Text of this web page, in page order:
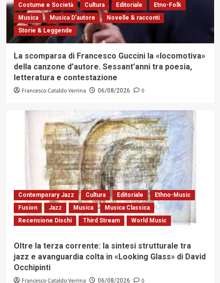
Costume e Società Cultura Editoriale
Etno-Folk
Musica
Musica D'autore
Novelle & racconti
Storie & Leggende
La scomparsa di Francesco Guccini la «locomotiva»
della canzone d’autore. Sessant’anni tra poesia,
letteratura e contestazione
Francesco Cataldo Verrina 06/08/2026 0
Contemporary Jazz Cultura Editoriale
Ethno-Music
Fusion
Jazz Musica
Musica Classica
Recensione Dischi
Third Stream World Music
Oltre la terza corrente: la sintesi strutturale tra
jazz e avanguardia colta in «Looking Glass» di David
Occhipinti
Francesco Cataldo Verrina 06/08/2026 0